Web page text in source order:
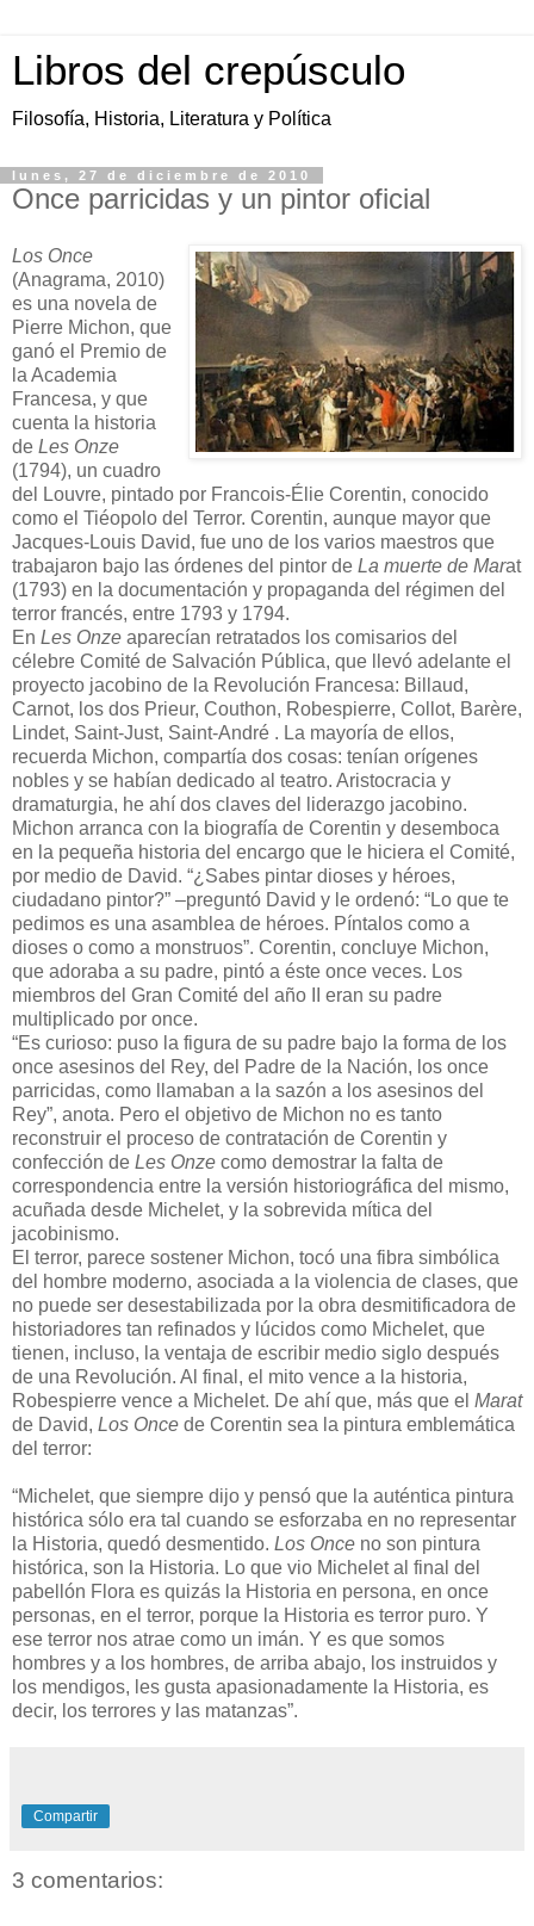
Libros del crepúsculo
Filosofía, Historia, Literatura y Política
lunes, 27 de diciembre de 2010
Once parricidas y un pintor oficial
Los Once
(Anagrama, 2010)
es una novela de
Pierre Michon, que
ganó el Premio de
la Academia
Francesa, y que
cuenta la historia
de Les Onze
(1794), un cuadro
del Louvre, pintado por Francois-Élie Corentin, conocido
como el Tiéopolo del Terror. Corentin, aunque mayor que
Jacques-Louis David, fue uno de los varios maestros que
trabajaron bajo las órdenes del pintor de La muerte de Marat
(1793) en la documentación y propaganda del régimen del
terror francés, entre 1793 y 1794.
En Les Onze aparecían retratados los comisarios del
célebre Comité de Salvación Pública, que llevó adelante el
proyecto jacobino de la Revolución Francesa: Billaud,
Carnot, los dos Prieur, Couthon, Robespierre, Collot, Barère,
Lindet, Saint-Just, Saint-André . La mayoría de ellos,
recuerda Michon, compartía dos cosas: tenían orígenes
nobles y se habían dedicado al teatro. Aristocracia y
dramaturgia, he ahí dos claves del liderazgo jacobino.
Michon arranca con la biografía de Corentin y desemboca
en la pequeña historia del encargo que le hiciera el Comité,
por medio de David. “¿Sabes pintar dioses y héroes,
ciudadano pintor?” –preguntó David y le ordenó: “Lo que te
pedimos es una asamblea de héroes. Píntalos como a
dioses o como a monstruos”. Corentin, concluye Michon,
que adoraba a su padre, pintó a éste once veces. Los
miembros del Gran Comité del año II eran su padre
multiplicado por once.
“Es curioso: puso la figura de su padre bajo la forma de los
once asesinos del Rey, del Padre de la Nación, los once
parricidas, como llamaban a la sazón a los asesinos del
Rey”, anota. Pero el objetivo de Michon no es tanto
reconstruir el proceso de contratación de Corentin y
confección de Les Onze como demostrar la falta de
correspondencia entre la versión historiográfica del mismo,
acuñada desde Michelet, y la sobrevida mítica del
jacobinismo.
El terror, parece sostener Michon, tocó una fibra simbólica
del hombre moderno, asociada a la violencia de clases, que
no puede ser desestabilizada por la obra desmitificadora de
historiadores tan refinados y lúcidos como Michelet, que
tienen, incluso, la ventaja de escribir medio siglo después
de una Revolución. Al final, el mito vence a la historia,
Robespierre vence a Michelet. De ahí que, más que el Marat
de David, Los Once de Corentin sea la pintura emblemática
del terror:
“Michelet, que siempre dijo y pensó que la auténtica pintura
histórica sólo era tal cuando se esforzaba en no representar
la Historia, quedó desmentido. Los Once no son pintura
histórica, son la Historia. Lo que vio Michelet al final del
pabellón Flora es quizás la Historia en persona, en once
personas, en el terror, porque la Historia es terror puro. Y
ese terror nos atrae como un imán. Y es que somos
hombres y a los hombres, de arriba abajo, los instruidos y
los mendigos, les gusta apasionadamente la Historia, es
decir, los terrores y las matanzas”.
Compartir
3 comentarios: